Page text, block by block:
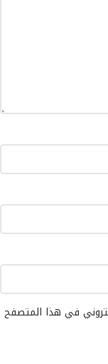
في هذا المتصفح